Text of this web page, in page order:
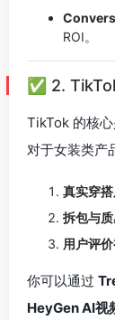
ROI。
✅ 2.
TikTok 的核心
对于女装类产
真实穿
拆包与
用户评
你可以通过
HeyGen AI视